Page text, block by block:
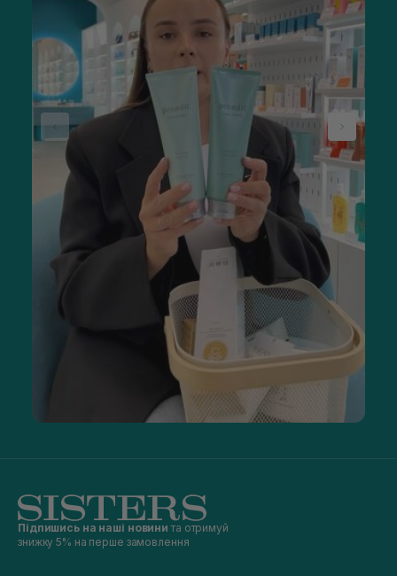
Підпишись на наші новини та отримуй
знижку 5% на перше замовлення